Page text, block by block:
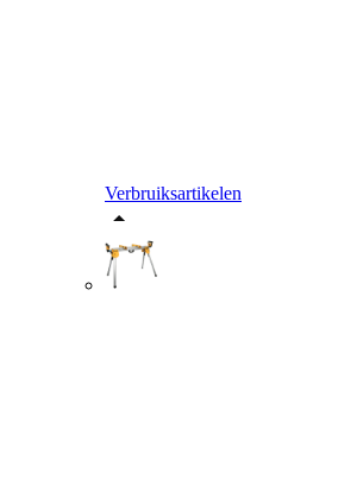
Verbruiksartikelen